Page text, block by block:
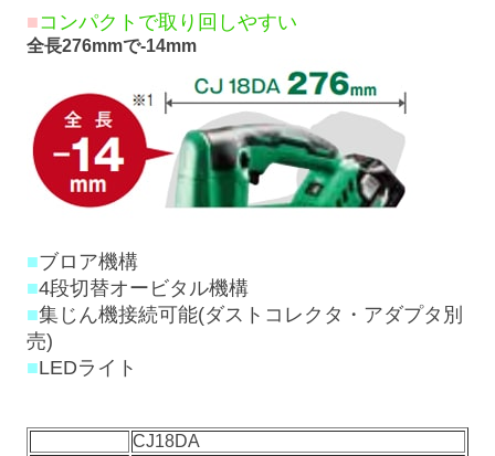
■コンパクトで取り回しやすい
全長276mmで-14mm
■ブロア機構
■4段切替オービタル機構
■集じん機接続可能(ダストコレクタ・アダプタ別
売)
■LEDライト
CJ18DA